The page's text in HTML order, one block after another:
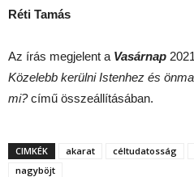
Réti Tamás
Az írás megjelent a Vasárnap
Közelebb kerülni Istenhez és
mi?című összeállításában.
CIMKÉK akarat céltudatosság
nagyböjt